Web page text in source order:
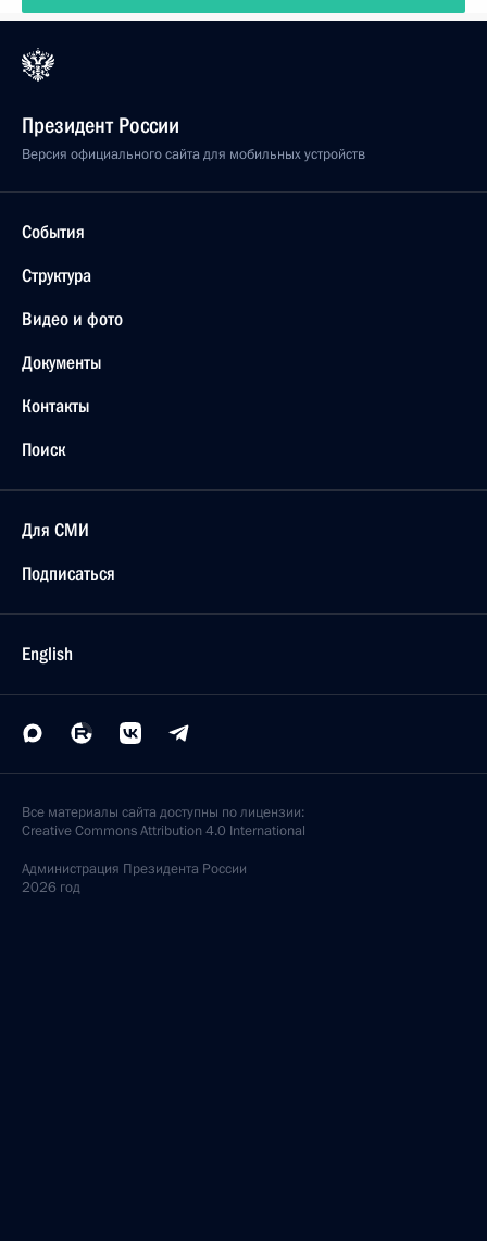
Президент России
Версия официального сайта для мобильных устройств
События
Структура
Видео и фото
Документы
Контакты
Поиск
Для СМИ
Подписаться
English
Все материалы сайта доступны по лицензии:
Creative Commons Attribution 4.0 International
Администрация Президента России
2026 год